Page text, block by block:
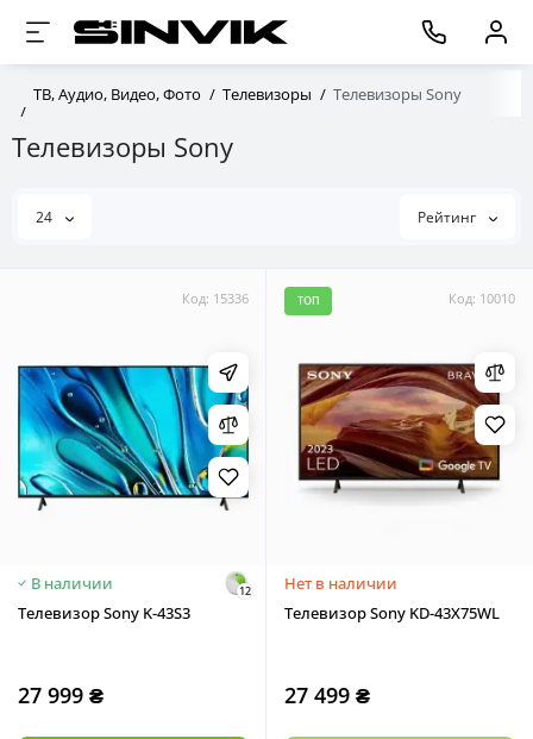
ТВ, Аудио, Видео, Фото Телевизоры Телевизоры Sony
Телевизоры Sony
24 Рейтинг
Код: 15336
В наличии 12
Телевизор Sony K-43S3
27 999 ₴
Код: 10010
ТОП
Нет в наличии
Телевизор Sony KD-43X75WL
27 499 ₴